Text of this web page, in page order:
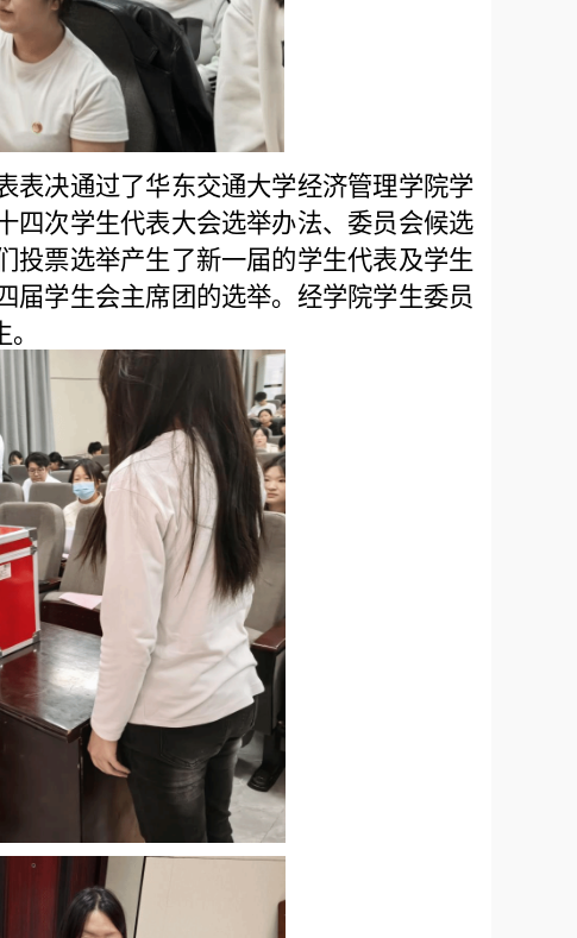
表决通过了华东交通大学经济管理学院学
四次学生代表大会选举办法、委员会候选
投票选举产生了新一届的学生代表及学生
届学生会主席团的选举。经学院学生委员